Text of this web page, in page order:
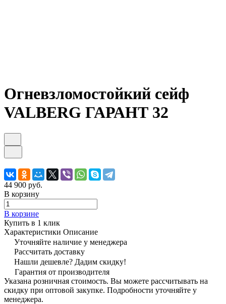
Огневзломостойкий сейф
VALBERG ГАРАНТ 32
44 900 руб.
В корзину
В корзине
Купить в 1 клик
Характеристики Описание
Уточняйте наличие у менеджера
Рассчитать доставку
Нашли дешевле? Дадим скидку!
Гарантия от производителя
Указана розничная стоимость. Вы можете рассчитывать на
скидку при оптовой закупке. Подробности уточняйте у
менеджера.